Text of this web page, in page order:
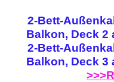
2-Bett-
Balkon, Deck 2
2-Bett-
Balkon, Deck 3